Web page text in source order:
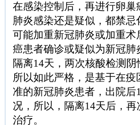
在感染控制后，再进行卵
肺炎感染还是疑似，都禁
可能加重新冠肺炎或加重
癌患者确诊或疑似为新冠
隔离14天，两次核酸检测
所以如此严格，是基于在
准的新冠肺炎患者，出院
况，所以，隔离14天后，
治疗。